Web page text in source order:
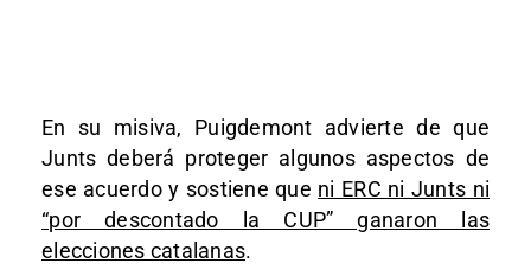
En su misiva, Puigdemont advierte de que
Junts deberá proteger algunos aspectos de
ese acuerdo y sostiene que ni ERC ni Junts ni
“por descontado la CUP” ganaron las
elecciones catalanas.